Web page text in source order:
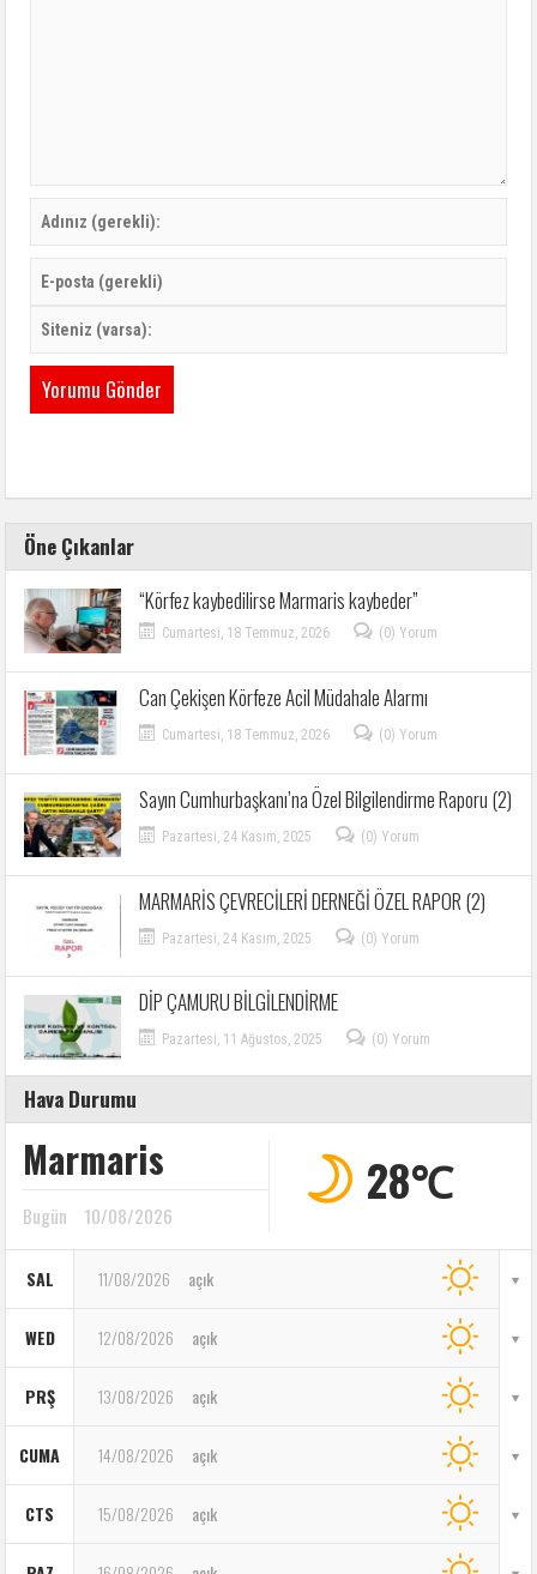
Öne Çıkanlar
“Körfez kaybedilirse Marmaris kaybeder”
Cumartesi, 18 Temmuz, 2026 (0) Yorum
Can Çekişen Körfeze Acil Müdahale Alarmı
Cumartesi, 18 Temmuz, 2026 (0) Yorum
Sayın Cumhurbaşkanı’na Özel Bilgilendirme Raporu (2)
Pazartesi, 24 Kasım, 2025 (0) Yorum
MARMARİS ÇEVRECİLERİ DERNEĞİ ÖZEL RAPOR (2)
Pazartesi, 24 Kasım, 2025 (0) Yorum
DİP ÇAMURU BİLGİLENDİRME
Pazartesi, 11 Ağustos, 2025 (0) Yorum
Hava Durumu
Marmaris
Bugün 10/08/2026
28℃
SAL 11/08/2026 açık
WED 12/08/2026 açık
PRŞ 13/08/2026 açık
CUMA 14/08/2026 açık
CTS 15/08/2026 açık